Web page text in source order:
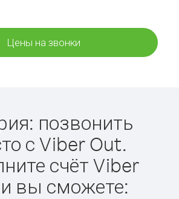
Цены на звонки
позвонить
с Viber Out.
счёт Viber
вы сможете: